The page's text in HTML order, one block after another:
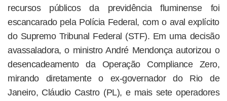
recursos públicos da previdência fluminense foi
escancarado pela Polícia Federal, com o aval explícito
do Supremo Tribunal Federal (STF). Em uma decisão
avassaladora, o ministro André Mendonça autorizou o
desencadeamento da Operação Compliance Zero,
mirando diretamente o ex-governador do Rio de
Janeiro, Cláudio Castro (PL), e mais sete operadores